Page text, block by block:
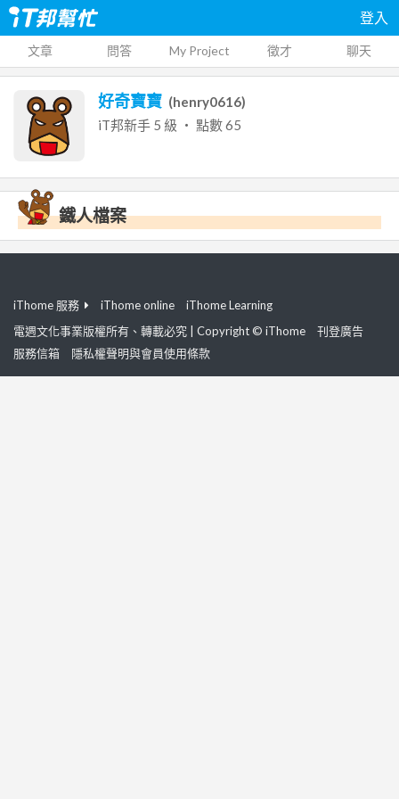
登入
文章 問答 My Project 徵才 聊天
好奇寶寶 (henry0616)
iT邦新手 5 級 ‧ 點數65
鐵人檔案
iThome 服務 iThome online
iThome Learning
電週文化事業版權所有、轉載必究 | Copyright © iThome
刊登廣告
服務信箱
隱私權聲明與會員使用條款